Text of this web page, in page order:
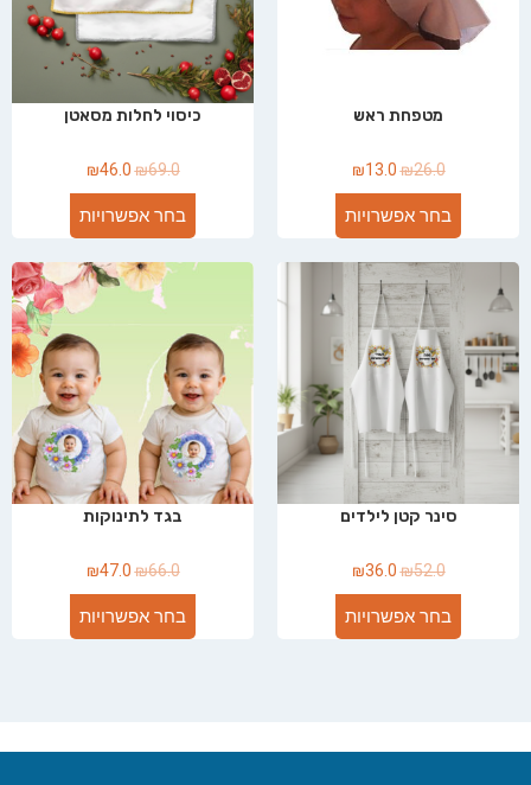
מטפחת ראש
₪26.0
₪13.0
בחר אפשרויות
כיסוי לחלות מסאטן
₪69.0
₪46.0
בחר אפשרויות
סינר קטן לילדים
₪52.0
₪36.0
בחר אפשרויות
בגד לתינוקות
₪66.0
₪47.0
בחר אפשרויות